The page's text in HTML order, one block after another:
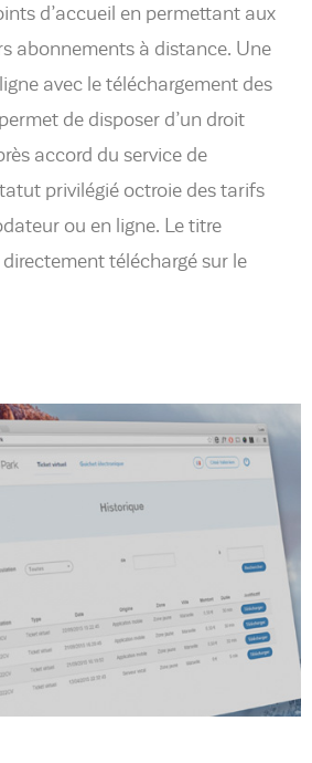
d’accueil en permettant aux
abonnements à distance. Une
avec le téléchargement des
de disposer d’un droit
accord du service de
privilégié octroie des tarifs
ou en ligne. Le titre
téléchargé sur le